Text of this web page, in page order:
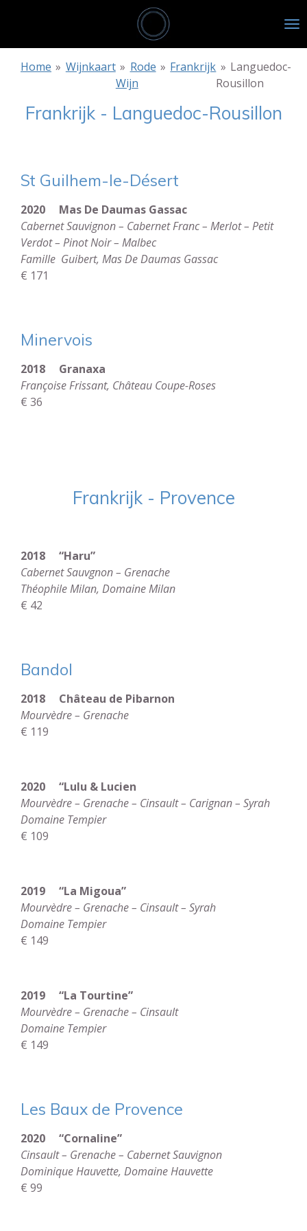
naar
Home » Wijnkaart » Rode
Wijn
» Frankrijk » Languedoc-
Rousillon
Frankrijk - Languedoc-Rousillon
St Guilhem-le-Désert
2020 Mas De Daumas Gassac
Cabernet Sauvignon – Cabernet Franc – Merlot – Petit
Verdot – Pinot Noir – Malbec
Famille Guibert, Mas De Daumas Gassac
€ 171
Minervois
2018 Granaxa
Françoise Frissant, Château Coupe-Roses
€ 36
Frankrijk - Provence
2018 “Haru”
Cabernet Sauvgnon – Grenache
Théophile Milan, Domaine Milan
€ 42
Bandol
2018 Château de Pibarnon
Mourvèdre – Grenache
€ 119
2020 “Lulu & Lucien
Mourvèdre – Grenache – Cinsault – Carignan – Syrah
Domaine Tempier
€ 109
2019 “La Migoua”
Mourvèdre – Grenache – Cinsault – Syrah
Domaine Tempier
€ 149
2019 “La Tourtine”
Mourvèdre – Grenache – Cinsault
Domaine Tempier
€ 149
Les Baux de Provence
2020 “Cornaline”
Cinsault – Grenache – Cabernet Sauvignon
Dominique Hauvette, Domaine Hauvette
€ 99